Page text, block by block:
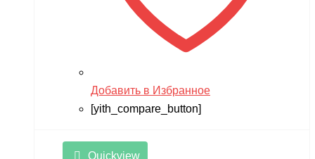
Добавить в Избранное
[yith_compare_button]
Quickview